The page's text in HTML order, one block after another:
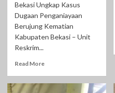
Bekasi Ungkap Kasus
Dugaan Penganiayaan
Berujung Kematian
Kabupaten Bekasi – Unit
Reskrim...
Read More